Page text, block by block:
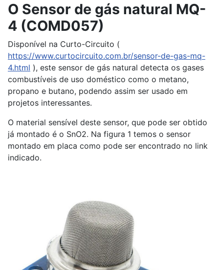
O Sensor de gás natural MQ-
4 (COMD057)
Disponível na Curto-Circuito (
https://www.curtocircuito.com.br/sensor-de-gas-mq-
4.html ), este sensor de gás natural detecta os gases
combustíveis de uso doméstico como o metano,
propano e butano, podendo assim ser usado em
projetos interessantes.
O material sensível deste sensor, que pode ser obtido
já montado é o SnO2. Na figura 1 temos o sensor
montado em placa como pode ser encontrado no link
indicado.